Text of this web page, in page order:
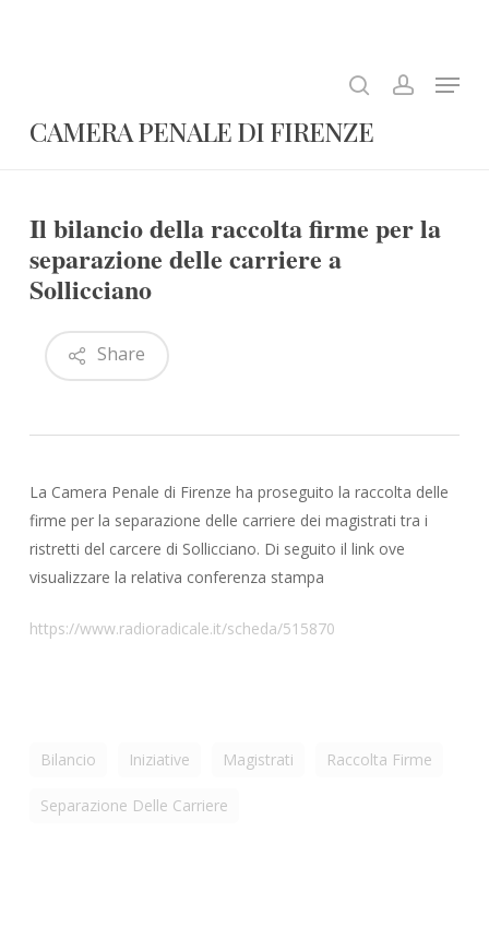
CAMERA PENALE DI FIRENZE
Menu
Il bilancio della raccolta firme per la
separazione delle carriere a
Sollicciano
Share
La Camera Penale di Firenze ha proseguito la raccolta delle
firme per la separazione delle carriere dei magistrati tra i
ristretti del carcere di Sollicciano. Di seguito il link ove
visualizzare la relativa conferenza stampa
https://www.radioradicale.it/scheda/515870
Bilancio Iniziative Magistrati Raccolta Firme
Separazione Delle Carriere
Menu